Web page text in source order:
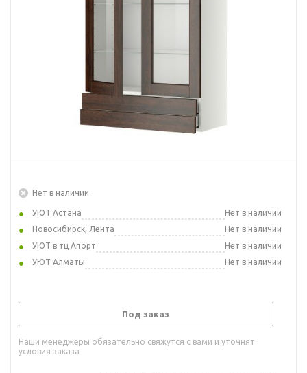
Нет в наличии
УЮТ Астана
Нет в наличии
Новосибирск, Лента
Нет в наличии
УЮТ в тц Апорт
Нет в наличии
УЮТ Алматы
Нет в наличии
Под заказ
Наши менеджеры обязательно свяжутся с вами и уточнят
условия заказа